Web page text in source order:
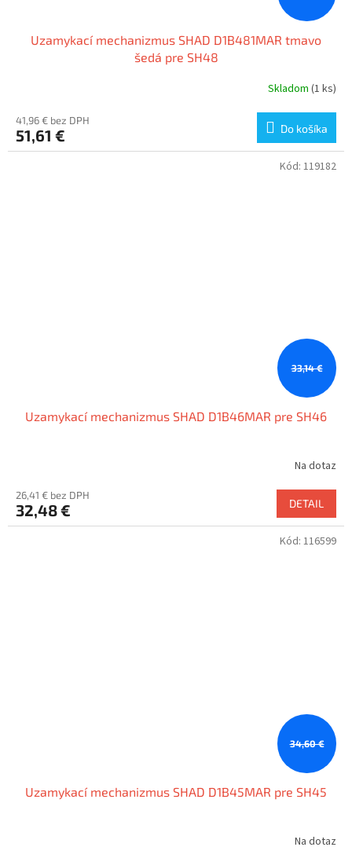
Uzamykací mechanizmus SHAD D1B481MAR tmavo
šedá pre SH48
Skladom (1 ks)
41,96 € bez DPH
51,61 € Do košíka
33,14 €
Uzamykací mechanizmus SHAD D1B46MAR pre SH46
Na dotaz
26,41 € bez DPH
32,48 € DETAIL
Kód: 119182
34,60 €
Uzamykací mechanizmus SHAD D1B45MAR pre SH45
Na dotaz
Kód: 116599